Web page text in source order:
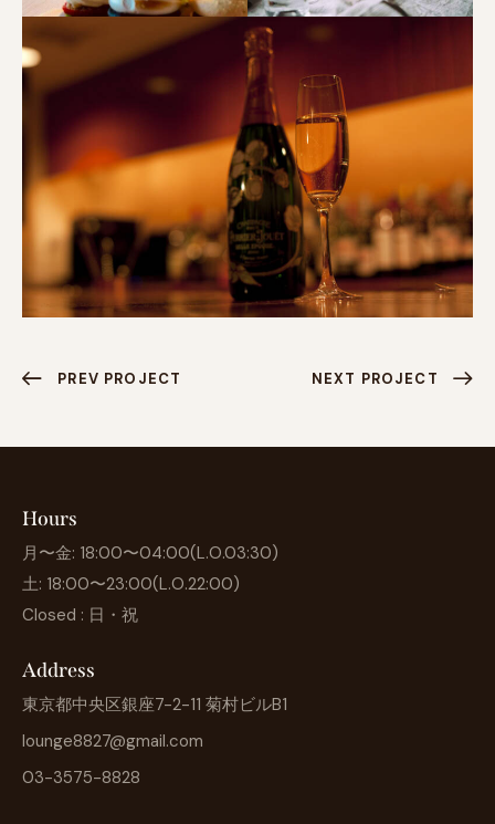
PREV PROJECT NEXT PROJECT
Hours
月〜金: 18:00〜04:00(L.O.03:30)
土: 18:00〜23:00(L.O.22:00)
Closed : 日・祝
Address
東京都中央区銀座7-2-11 菊村ビルB1
lounge8827@gmail.com
03-3575-8828